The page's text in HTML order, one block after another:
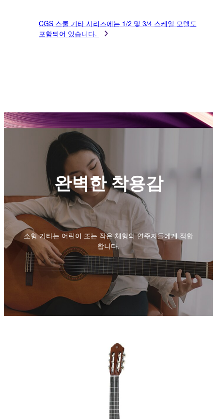
CGS 스쿨 기타 시리즈에는 1/2 및 3/4 스케일 모델도
포함되어 있습니다.
완벽한 착용감
소형 기타는 어린이 또는 작은 체형의 연주자들에게 적합
합니다.